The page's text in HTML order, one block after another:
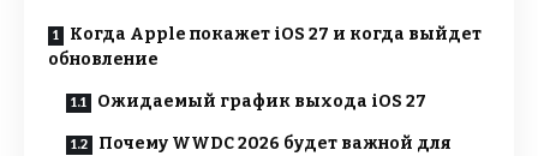
Когда Apple покажет iOS 27 и когда выйдет
обновление
Ожидаемый график выхода iOS 27
Почему WWDC 2026 будет важной для